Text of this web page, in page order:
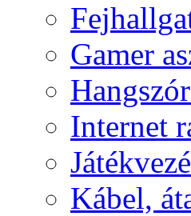
Gamer
Internet
Kábel,